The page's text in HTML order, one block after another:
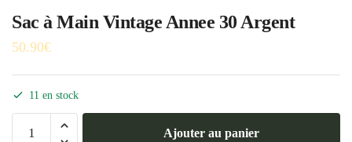
Sac à Main Vintage Annee 30 Argent
50.90€
11 en stock
Ajouter au panier